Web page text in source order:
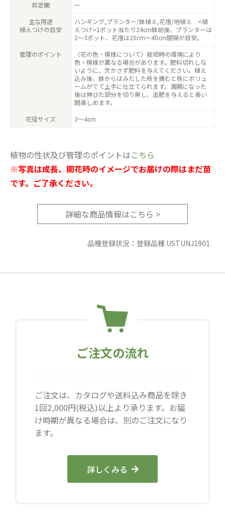
剪定期
ー
主な用途
植えつけの目安
ハンギング,プランター/鉢植え,花壇/地植え <植
えつけ>1ポット当たり24cm鉢前後、プランターは
2〜3ポット、花壇は20cm〜40cm間隔が目安。
管理のポイント
〈花の色・模様について〉栽培時の環境により
色・模様が異なる場合があります。肥料切れしな
いように、欠かさず肥料を与えてください。植え
込み後、鉢からはみだした枝を摘むと株にボリュ
ームがでて上手に仕立てられます。満開になった
後は伸びた部分を切り戻し、追肥を与えると長い
間楽しめます。
花径サイズ
3〜4cm
植物の性状及び管理のポイントはこちら
※写真は成長、開花時のイメージでお届けの際はまだ苗
です。ご了承ください。
詳細な商品情報はこちら >
品種登録状況：登録品種 USTUNJ1901
ご注文の流れ
ご注文は、カタログや送料込み商品を除き
1回2,000円(税込)以上より承ります。お届
け時期が異なる場合は、別のご注文になり
ます。
詳しくみる